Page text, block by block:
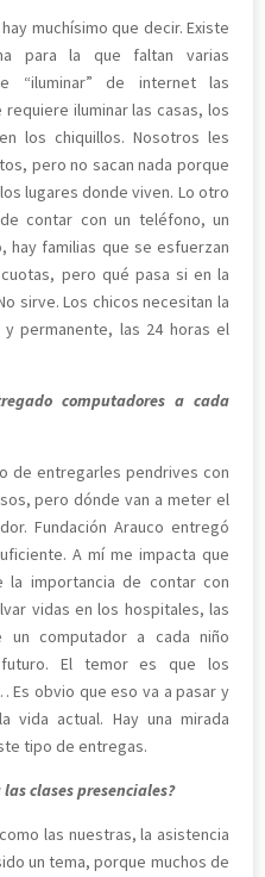
muchísimo que decir. Existe
para la que faltan varias
“iluminar” de internet las
iluminar las casas, los
los chiquillos. Nosotros les
pero no sacan nada porque
lugares donde viven. Lo otro
contar con un teléfono, un
hay familias que se esfuerzan
pero qué pasa si en la
sirve. Los chicos necesitan la
permanente, las 24 horas el
computadores a cada
de entregarles pendrives con
pero dónde van a meter el
Fundación Arauco entregó
A mí me impacta que
la importancia de contar con
vidas en los hospitales, las
un computador a cada niño
El temor es que los
Es obvio que eso va a pasar y
vida actual. Hay una mirada
tipo de entregas.
clases presenciales?
las nuestras, la asistencia
un tema, porque muchos de